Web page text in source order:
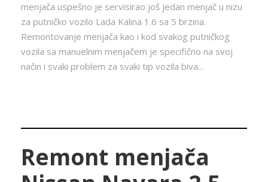
menjača uspešno je servisirao još jedan menjač u nizu
za putničko vozilo Lada Kalina 1.6 sa 5 brzina.
Remontovanje menjača kao i kod svakog putničkog
vozila sa manuelnim menjačem je specifično na svoj
način i svaki problem za svaki tip vozila biva...
Remont menjača